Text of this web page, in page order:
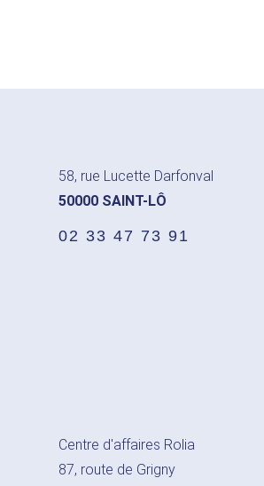
58, rue Lucette Darfonval
50000 SAINT-LÔ
02 33 47 73 91
Centre d'affaires Rolia
87, route de Grigny